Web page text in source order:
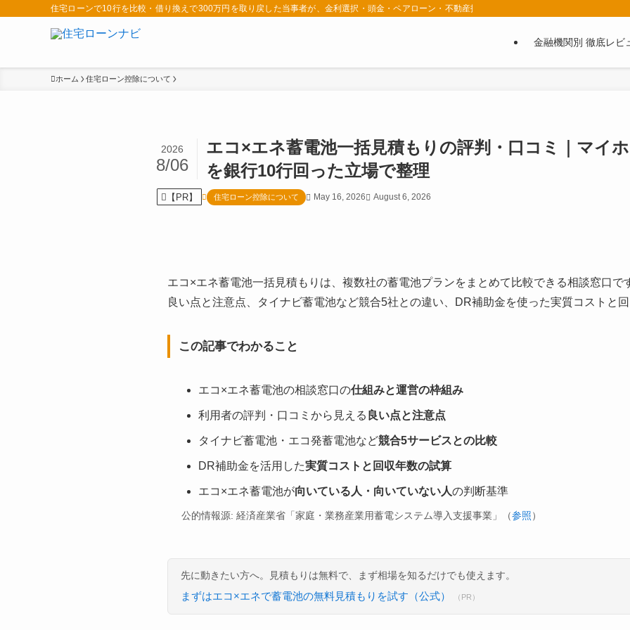
住宅ローンで10行を比較・借り換えで300万円を取り戻した当事者が、金利選択・頭金・ペアローン・不動産投資セミナーの選び方を実体験ベースで
金融機関別 徹底レビ
ホーム 住宅ローン控除について
エコ×エネ蓄電池一括見積もりの評判・口コミ｜マイ
を銀行10行回った立場で整理
2026
8/06
【PR】 住宅ローン控除について May 16, 2026 August 6, 2026
エコ×エネ蓄電池一括見積もりは、複数社の蓄電池プランをまとめて比較できる相談窓口で
良い点と注意点、タイナビ蓄電池など競合5社との違い、DR補助金を使った実質コストと
この記事でわかること
エコ×エネ蓄電池の相談窓口の仕組みと運営の枠組み
利用者の評判・口コミから見える 良い点と注意点
タイナビ蓄電池・エコ発蓄電池など競合5サービスとの比較
DR補助金を活用した実質コストと回収年数の試算
エコ×エネ蓄電池が向いている人・向いていない人の判断基準
公的情報源: 経済産業省「家庭・業務産業用蓄電システム導入支援事業」（参照）
先に動きたい方へ。見積もりは無料で、まず相場を知るだけでも使えます。
まずはエコ×エネで蓄電池の無料見積もりを試す（公式） （PR）